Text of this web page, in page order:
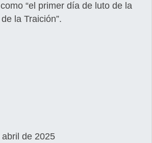
“el primer día de luto de la
la Traición”.
de 2025